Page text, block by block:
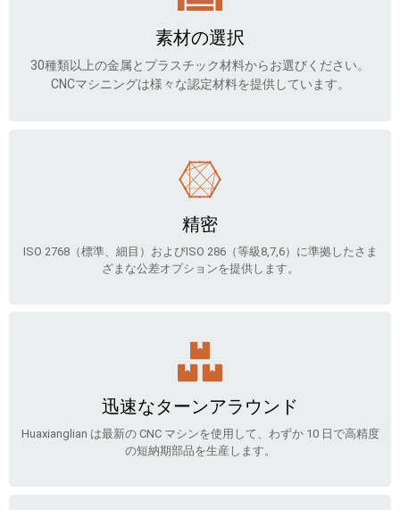
素材の選択
30種類以上の金属とプラスチック材料からお選びください。
CNCマシニングは様々な認定材料を提供しています。
精密
ISO 2768（標準、細目）およびISO 286（等級8,7,6）に準拠したさま
ざまな公差オプションを提供します。
迅速なターンアラウンド
Huaxianglian は最新の CNC マシンを使用して、わずか 10 日で高精度
の短納期部品を生産します。